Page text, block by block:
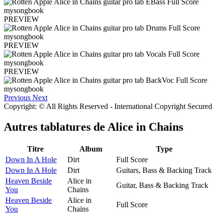
PREVIEW
PREVIEW
PREVIEW
Previous Next
Copyright: © All Rights Reserved - International Copyright Secured
Autres tablatures de Alice in Chains
Titre Album
Type
Down In A Hole
Dirt
Full Score
Down In A Hole
Dirt
Guitars, Bass & Backing Track
Heaven Beside
You
Alice in
Chains
Guitar, Bass & Backing Track
Heaven Beside
You
Alice in
Chains
Full Score